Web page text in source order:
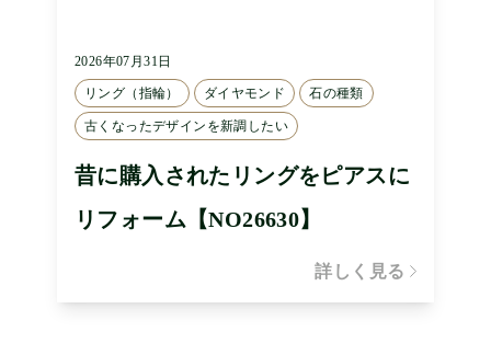
2026年07月31日
リング（指輪） ダイヤモンド 石の種類
古くなったデザインを新調したい
昔に購入されたリングをピアスに
リフォーム【NO26630】
詳しく見る